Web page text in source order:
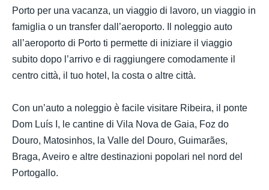
Porto per una vacanza, un viaggio di lavoro, un viaggio in
famiglia o un transfer dall’aeroporto. Il noleggio auto
all’aeroporto di Porto ti permette di iniziare il viaggio
subito dopo l’arrivo e di raggiungere comodamente il
centro città, il tuo hotel, la costa o altre città.
Con un’auto a noleggio è facile visitare Ribeira, il ponte
Dom Luís I, le cantine di Vila Nova de Gaia, Foz do
Douro, Matosinhos, la Valle del Douro, Guimarães,
Braga, Aveiro e altre destinazioni popolari nel nord del
Portogallo.